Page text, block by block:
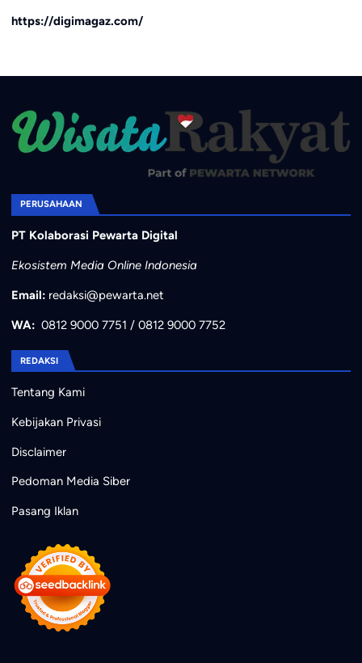
https://digimagaz.com/
PERUSAHAAN
PT Kolaborasi Pewarta Digital
Ekosistem Media Online Indonesia
Email: redaksi@pewarta.net
WA: 0812 9000 7751 / 0812 9000 7752
REDAKSI
Tentang Kami
Kebijakan Privasi
Disclaimer
Pedoman Media Siber
Pasang Iklan